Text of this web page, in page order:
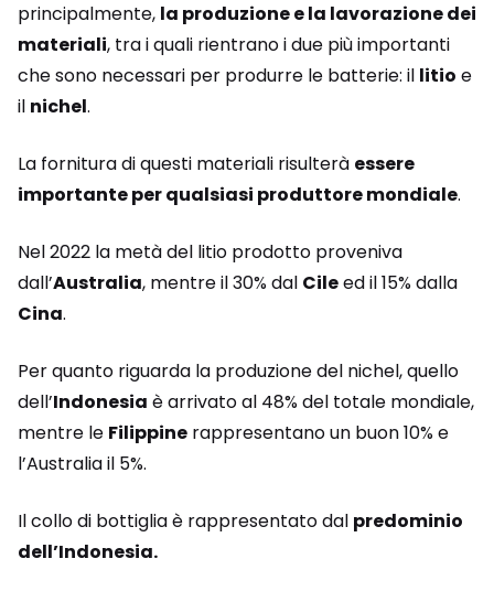
principalmente, la produzione e la lavorazione dei
materiali, tra i quali rientrano i due più importanti
che sono necessari per produrre le batterie: il litio e
il nichel.
La fornitura di questi materiali risulterà essere
importante per qualsiasi produttore mondiale.
Nel 2022 la metà del litio prodotto proveniva
dall’Australia, mentre il 30% dal Cileed il 15% dalla
Cina.
Per quanto riguarda la produzione del nichel, quello
dell’Indonesia è arrivato al 48% del totale mondiale,
mentre le Filippine rappresentano un buon 10% e
l’Australia il 5%.
Il collo di bottiglia è rappresentato dal predominio
dell’Indonesia.